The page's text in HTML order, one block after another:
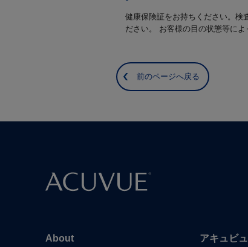
健康保険証をお持ちください。検
ださい。 お客様の目の状態等によ
前のページへ戻る
About アキュビ